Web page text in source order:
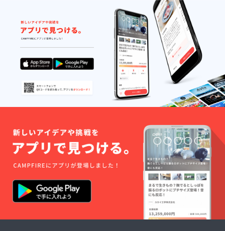
ご了承
くださ
い。 日
程につ
いては
2021年
の10月
以降と
し、詳
細は直
接やり
取りさ
せてい
ただけ
思いま
す。 ※
貸し出
しは最
大4時間
程度、
原田が
ワーク
ショッ
場合は2
時間程
度とし